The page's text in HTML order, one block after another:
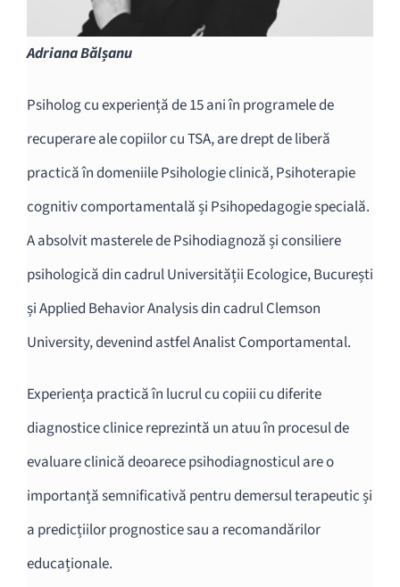
Adriana Bălșanu
Psiholog cu experiență de 15 ani în programele de
recuperare ale copiilor cu TSA, are drept de liberă
practică în domeniile Psihologie clinică, Psihoterapie
cognitiv comportamentală și Psihopedagogie specială.
A absolvit masterele de Psihodiagnoză și consiliere
psihologică din cadrul Universității Ecologice, București
și Applied Behavior Analysis din cadrul Clemson
University, devenind astfel Analist Comportamental.
Experiența practică în lucrul cu copiii cu diferite
diagnostice clinice reprezintă un atuu în procesul de
evaluare clinică deoarece psihodiagnosticul are o
importanță semnificativă pentru demersul terapeutic și
a predicțiilor prognostice sau a recomandărilor
educaționale.